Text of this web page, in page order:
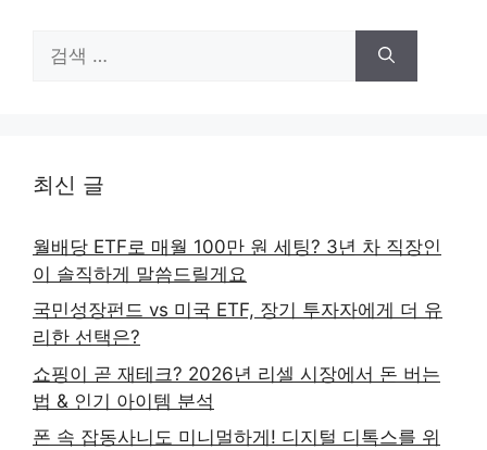
색:
최신 글
월배당 ETF로 매월 100만 원 세팅? 3년 차 직장인
이 솔직하게 말씀드릴게요
국민성장펀드 vs 미국 ETF, 장기 투자자에게 더 유
리한 선택은?
쇼핑이 곧 재테크? 2026년 리셀 시장에서 돈 버는
법 & 인기 아이템 분석
폰 속 잡동사니도 미니멀하게! 디지털 디톡스를 위